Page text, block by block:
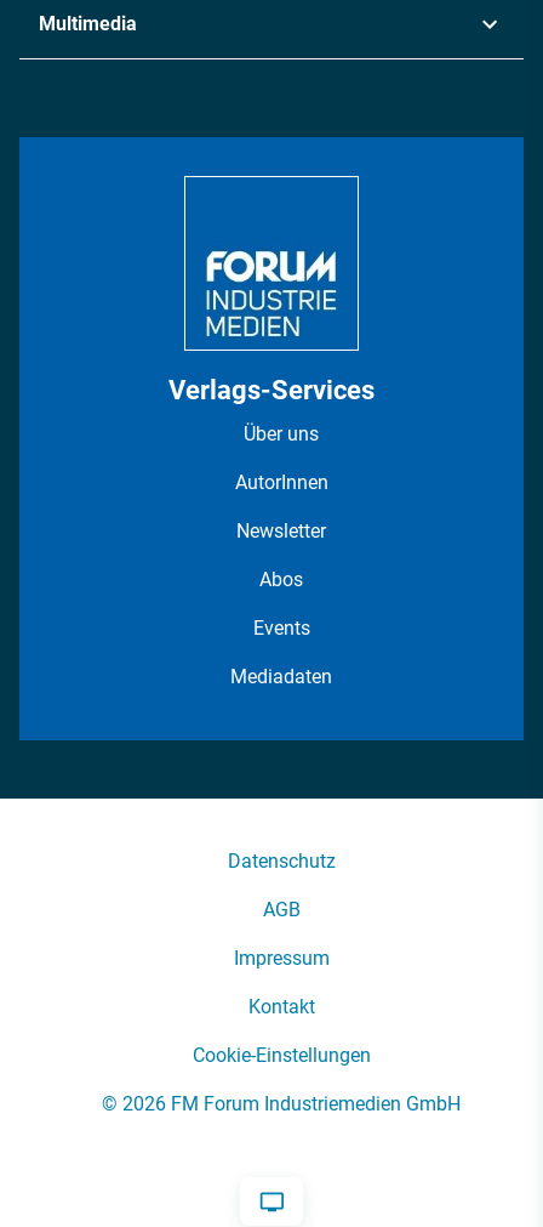
Metall
Energie
Multimedia
Verlags-Services
Über uns
AutorInnen
Newsletter
Abos
Events
Mediadaten
Datenschutz
AGB
Impressum
Kontakt
Cookie-Einstellungen
© 2026 FM Forum Industriemedien GmbH